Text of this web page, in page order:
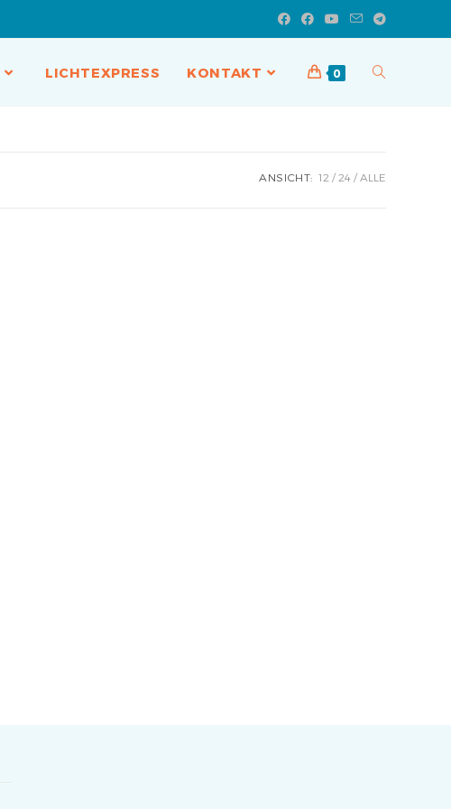
LICHTEXPRESS KONTAKT 0
ANSICHT: 12 24 ALLE